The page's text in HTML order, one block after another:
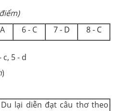
6 - C 7 - D 8 - C
c, 5 - d
)
lại diễn đạt câu thơ theo